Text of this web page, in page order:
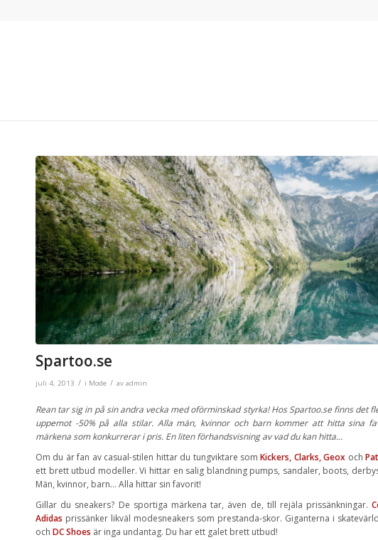
Spartoo.se
juli 4, 2013 / i Mode / av admin
Rean tar sig in på sin andra vecka med oförminskad styrka! Hos Spartoo.se finns det
uppemot -50% på alla stilar. Alla män, kvinnor och barn kommer att hitta sina
märkena som konkurrerar i pris. En liten förhandsvisning av vad du kan hitta…
Om du är fan av casual-stilen hittar du tungviktare somKickers, Clarks, Geox och
ett brett utbud modeller. Vi hittar en salig blandning pumps, sandaler, boots,
Män, kvinnor, barn… Alla hittar sin favorit!
Gillar du sneakers? De sportiga märkena tar, även de, till rejäla prissänkningar.
Adidas prissänker likväl modesneakers som prestanda-skor. Giganterna i
och DC Shoes är inga undantag. Du har ett galet brett utbud!